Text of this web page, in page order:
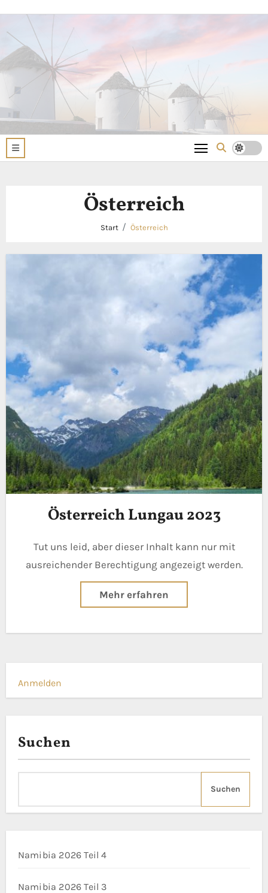
springen
Österreich
Start Österreich
Österreich Lungau 2023
Tut uns leid, aber dieser Inhalt kann nur mit
ausreichender Berechtigung angezeigt werden.
Mehr erfahren
Anmelden
Suchen
Suchen
Namibia 2026 Teil 4
Namibia 2026 Teil 3